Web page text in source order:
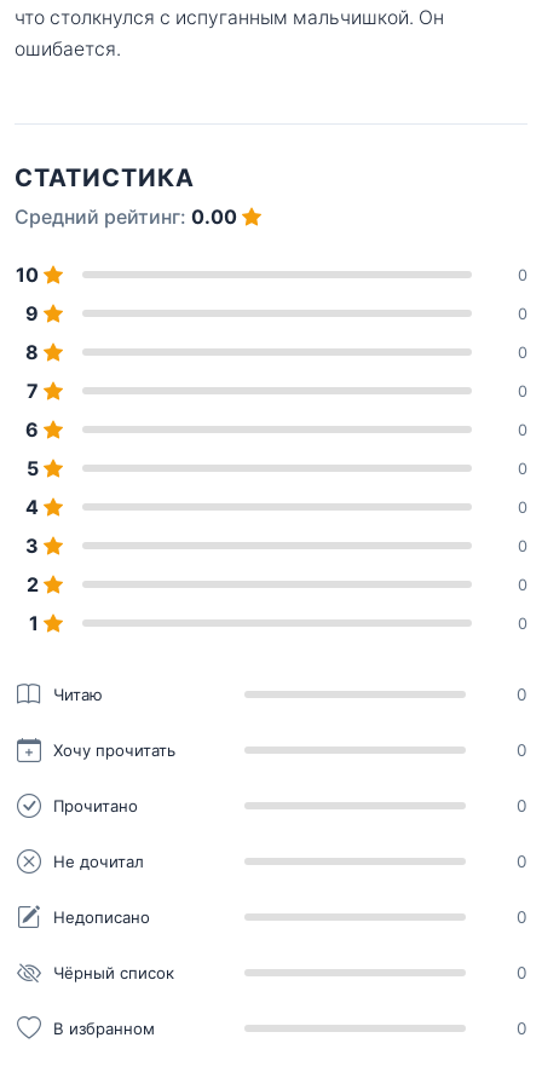
что столкнулся с испуганным мальчишкой. Он
ошибается.
СТАТИСТИКА
Средний рейтинг: 0.00
10 0
9 0
8 0
7 0
6 0
5 0
4 0
3 0
2 0
1 0
Читаю 0
Хочу прочитать 0
Прочитано 0
Не дочитал 0
Недописано 0
Чёрный список 0
В избранном 0